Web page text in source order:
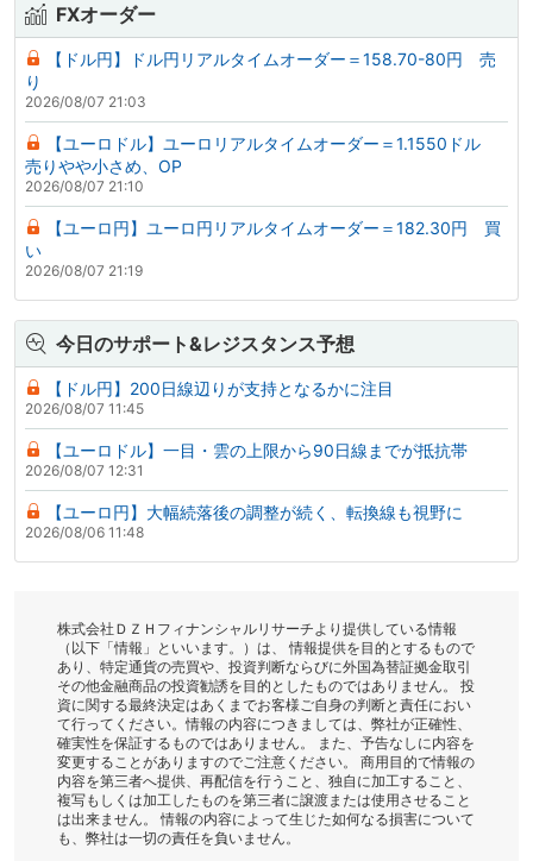
FXオーダー
【ドル円】ドル円リアルタイムオーダー＝158.70-80円 売
り
2026/08/07 21:03
【ユーロドル】ユーロリアルタイムオーダー＝1.1550ドル
売りやや小さめ、OP
2026/08/07 21:10
【ユーロ円】ユーロ円リアルタイムオーダー＝182.30円 買
い
2026/08/07 21:19
今日のサポート&レジスタンス予想
【ドル円】200日線辺りが支持となるかに注目
2026/08/07 11:45
【ユーロドル】一目・雲の上限から90日線までが抵抗帯
2026/08/07 12:31
【ユーロ円】大幅続落後の調整が続く、転換線も視野に
2026/08/06 11:48
株式会社ＤＺＨフィナンシャルリサーチより提供している情報
（以下「情報」といいます。）は、 情報提供を目的とするもので
あり、特定通貨の売買や、投資判断ならびに外国為替証拠金取引
その他金融商品の投資勧誘を目的としたものではありません。 投
資に関する最終決定はあくまでお客様ご自身の判断と責任におい
て行ってください。情報の内容につきましては、弊社が正確性、
確実性を保証するものではありません。 また、予告なしに内容を
変更することがありますのでご注意ください。 商用目的で情報の
内容を第三者へ提供、再配信を行うこと、独自に加工すること、
複写もしくは加工したものを第三者に譲渡または使用させること
は出来ません。 情報の内容によって生じた如何なる損害について
も、弊社は一切の責任を負いません。